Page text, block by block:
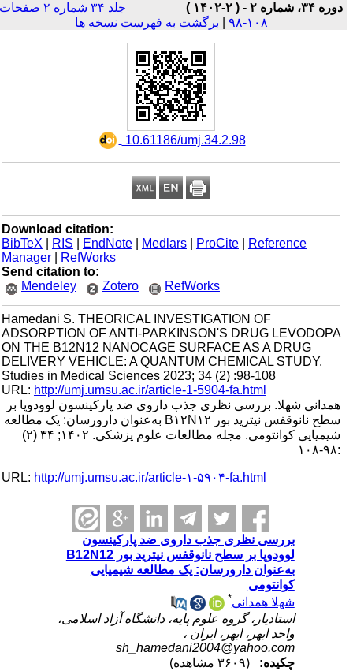
دوره ۳۴، شماره ۲ - ( ۲-۱۴۰۲ )
جلد ۳۴ شماره ۲ صفحات
۱۰۸-۹۸
| برگشت به فهرست نسخه ها
‎ 10.61186/umj.34.2.98
Download citation:
BibTeX
| RIS |EndNote |Medlars |ProCite |Reference
Manager
|RefWorks
Send citation to:
Mendeley
Zotero RefWorks
Hamedani S. THEORICAL INVESTIGATION OF
ADSORPTION OF ANTI-PARKINSON'S DRUG LEVODOPA
ON THE B12N12 NANOCAGE SURFACE AS A DRUG
DELIVERY VEHICLE: A QUANTUM CHEMICAL STUDY.
Studies in Medical Sciences 2023; 34 (2) :98-108
URL:http://umj.umsu.ac.ir/article-1-5904-fa.html
همدانی شهلا. بررسی نظری جذب داروی ضد پارکینسون لوودوپا بر
سطح نانوقفس نیترید بور B۱۲N۱۲ به‌عنوان دارورسان: یک مطالعه
شیمیایی کوانتومی. مجله مطالعات علوم پزشکی. ۱۴۰۲; ۳۴ (۲)
URL:http://umj.umsu.ac.ir/article-۱-۵۹۰۴-fa.html
بررسی نظری جذب داروی ضد پارکینسون
لوودوپا بر سطح نانوقفس نیترید بور B12N12
به‌عنوان دارورسان: یک مطالعه شیمیایی
کوانتومی
شهلا همدانی
استادیار، گروه علوم پایه، دانشگاه آزاد اسلامی،
واحد ابهر، ابهر، ایران ،
sh_hamedani2004@yahoo.com
چکیده: